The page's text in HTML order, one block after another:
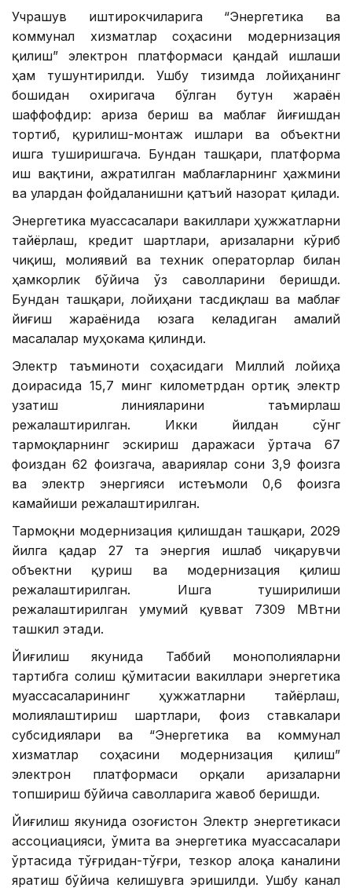
Учрашув иштирокчиларига “Энергетика ва
коммунал хизматлар соҳасини модернизация
қилиш” электрон платформаси қандай ишлаши
ҳам тушунтирилди. Ушбу тизимда лойиҳанинг
бошидан охиригача бўлган бутун жараён
шаффофдир: ариза бериш ва маблағ йиғишдан
тортиб, қурилиш-монтаж ишлари ва объектни
ишга туширишгача. Бундан ташқари, платформа
иш вақтини, ажратилган маблағларнинг ҳажмини
ва улардан фойдаланишни қатъий назорат қилади.
Энергетика муассасалари вакиллари ҳужжатларни
тайёрлаш, кредит шартлари, аризаларни кўриб
чиқиш, молиявий ва техник операторлар билан
ҳамкорлик бўйича ўз саволларини беришди.
Бундан ташқари, лойиҳани тасдиқлаш ва маблағ
йиғиш жараёнида юзага келадиган амалий
масалалар муҳокама қилинди.
Электр таъминоти соҳасидаги Миллий лойиҳа
доирасида 15,7 минг километрдан ортиқ электр
узатиш линияларини таъмирлаш
режалаштирилган. Икки йилдан сўнг
тармоқларнинг эскириш даражаси ўртача 67
фоиздан 62 фоизгача, авариялар сони 3,9 фоизга
ва электр энергияси истеъмоли 0,6 фоизга
камайиши режалаштирилган.
Тармоқни модернизация қилишдан ташқари, 2029
йилга қадар 27 та энергия ишлаб чиқарувчи
объектни қуриш ва модернизация қилиш
режалаштирилган. Ишга туширилиши
режалаштирилган умумий қувват 7309 МВтни
ташкил этади.
Йиғилиш якунида Таббий монополияларни
тартибга солиш қўмитасии вакиллари энергетика
муассасаларининг ҳужжатларни тайёрлаш,
молиялаштириш шартлари, фоиз ставкалари
субсидиялари ва “Энергетика ва коммунал
хизматлар соҳасини модернизация қилиш”
электрон платформаси орқали аризаларни
топшириш бўйича саволларига жавоб беришди.
Йиғилиш якунида Қозоғистон Электр энергетикаси
ассоциацияси, Қўмита ва энергетика муассасалари
ўртасида тўғридан-тўғри, тезкор алоқа каналини
яратиш бўйича келишувга эришилди. Ушбу канал